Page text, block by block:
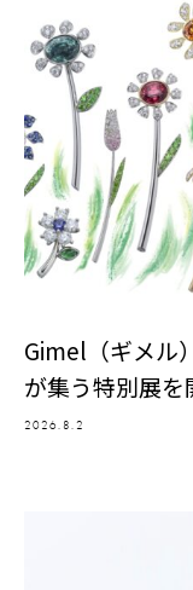
Gimel（ギメル
が集う特別展を
2026.8.2